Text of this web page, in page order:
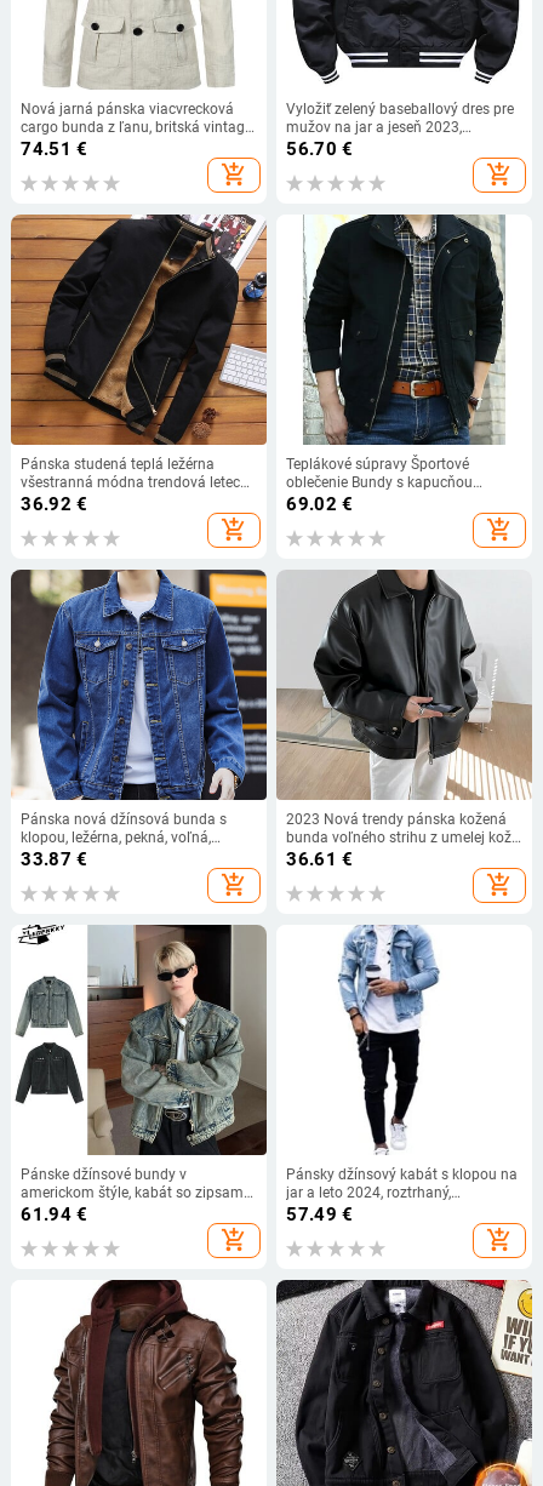
Nová jarná pánska viacvrecková
cargo bunda z ľanu, britská vintage
bunda
74.51 €
add_shopping_cart
Vyložiť zelený baseballový dres pre
mužov na jar a jeseň 2023,
outdoorový pilotný bombardér,
športová bunda pre páry, školský
tímový dres
56.70 €
add_shopping_cart
Pánska studená teplá ležérna
všestranná módna trendová letecká
bunda nová vetruodolná vonkajšia
kempingová baseballová bunda
vojenský jednoduchý kabát
36.92 €
add_shopping_cart
Teplákové súpravy Športové
oblečenie Bundy s kapucňou
Nepremokavé vetrovky Pánske
oblečenie Chladné dizajnérske
oblečenie Trekking Ľahké
69.02 €
add_shopping_cart
Pánska nová džínsová bunda s
klopou, ležérna, pekná, voľná,
pohodlná, slim fit, džínsová bunda
33.87 €
add_shopping_cart
2023 Nová trendy pánska kožená
bunda voľného strihu z umelej kože,
ležérna baseballová motocyklová
bunda v kórejskom štýle, jar a jeseň
36.61 €
add_shopping_cart
Pánske džínsové bundy v
americkom štýle, kabát so zipsami,
vintage kovbojská bunda, jar,
61.94€
add_shopping_cart
Pánsky džínsový kabát s klopou na
jar a leto 2024, roztrhaný,
nepravidelne bielený, pánska móda,
57.49 €
add_shopping_cart